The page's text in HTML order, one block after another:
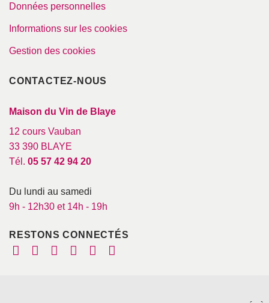
Données personnelles
Informations sur les cookies
Gestion des cookies
CONTACTEZ-NOUS
Maison du Vin de Blaye
12 cours Vauban
33 390 BLAYE
Tél. 05 57 42 94 20
Du lundi au samedi
9h - 12h30 et 14h - 19h
RESTONS CONNECTÉS